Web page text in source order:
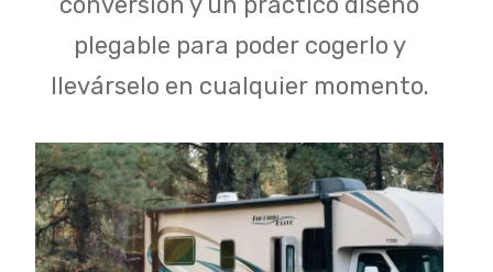
plegable para poder cogerlo y
llevárselo en cualquier momento.